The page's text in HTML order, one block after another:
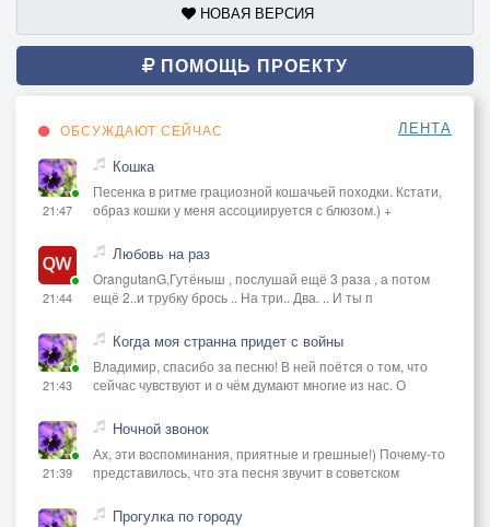
НОВАЯ ВЕРСИЯ
ПОМОЩЬ ПРОЕКТУ
ОБСУЖДАЮТ СЕЙЧАС ЛЕНТА
21:47
Кошка
Песенка в ритме грациозной кошачьей походки. Кстати,
образ кошки у меня ассоциируется с блюзом.) +
21:44
Любовь на раз
OrangutanG,Гутёныш , послушай ещё 3 раза , а потом
ещё 2..и трубку брось .. На три.. Два. .. И ты п
21:43
Когда моя странна придет с войны
Владимир, спасибо за песню! В ней поётся о том, что
сейчас чувствуют и о чём думают многие из нас. О
21:39
Ночной звонок
Ах, эти воспоминания, приятные и грешные!) Почему-то
представилось, что эта песня звучит в советском
Прогулка по городу